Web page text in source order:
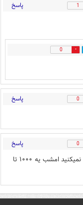
1 پاسخ
0
0 پاسخ
0 پاسخ
بنظر من اون‌بیشرفها فردا بیشتر حمله میکنن شماها که فقط شبها بیدارین و روزها بخواب میرید و حمله نمیکنید امشب یه ۱۰۰۰ تا